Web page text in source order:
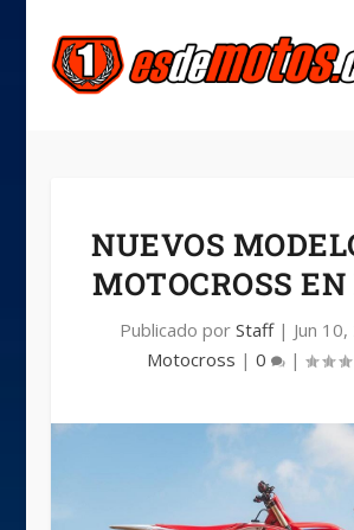
NUEVOS
MOTOCROSS
Publicado por Staff| Jun
Motocross | 0 |